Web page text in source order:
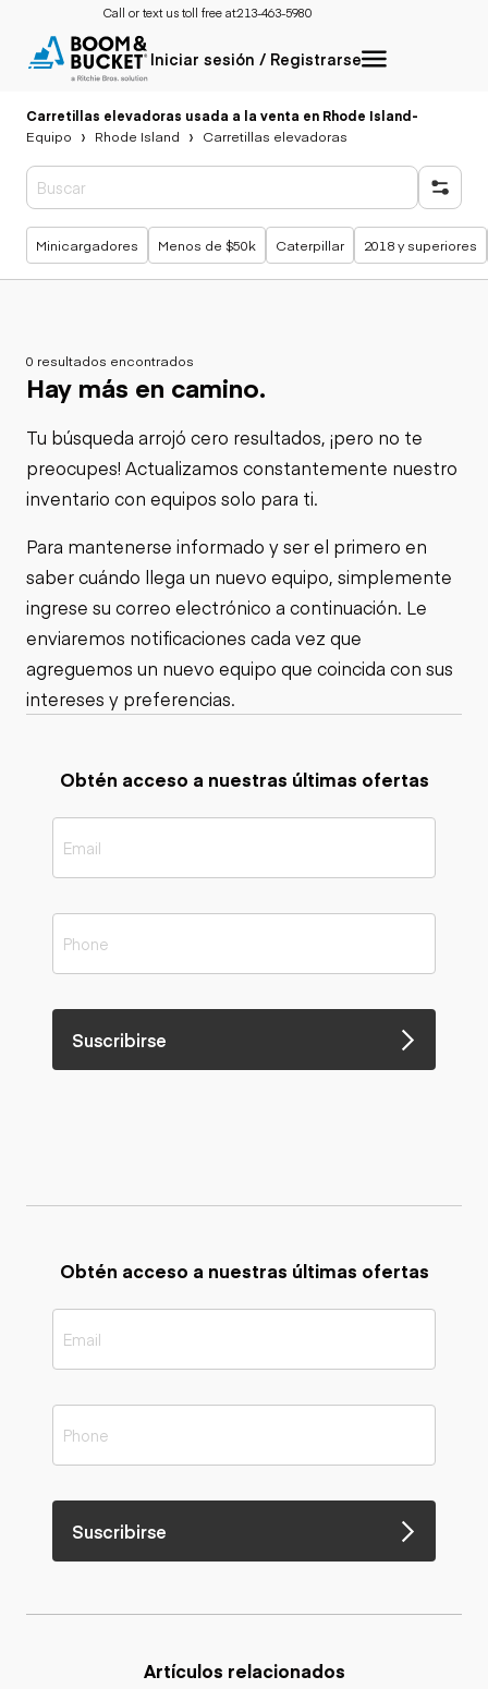
Call or text us toll free at:213-463-5980
Iniciar sesión / Registrarse
Carretillas elevadoras usada a la venta en Rhode Island-
Equipo
Rhode Island Carretillas elevadoras
Búsquedas populares
Minicargadores Menos de $50k Caterpillar 2018 y superiores
0 resultados encontrados
Hay más en camino.
Tu búsqueda arrojó cero resultados, ¡pero no te
preocupes! Actualizamos constantemente nuestro
inventario con equipos solo para ti.
Para mantenerse informado y ser el primero en
saber cuándo llega un nuevo equipo, simplemente
ingrese su correo electrónico a continuación. Le
enviaremos notificaciones cada vez que
agreguemos un nuevo equipo que coincida con sus
intereses y preferencias.
Obtén acceso a nuestras últimas ofertas
Suscribirse
Obtén acceso a nuestras últimas ofertas
Suscribirse
Artículos relacionados